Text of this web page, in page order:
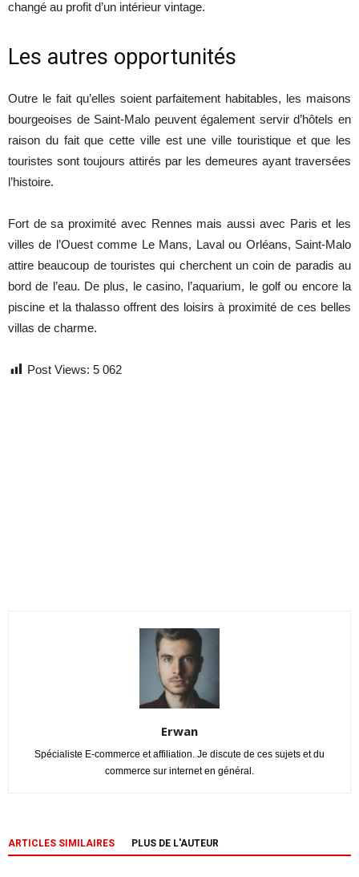
changé au profit d’un intérieur vintage.
Les autres opportunités
Outre le fait qu’elles soient parfaitement habitables, les maisons
bourgeoises de Saint-Malo peuvent également servir d’hôtels en
raison du fait que cette ville est une ville touristique et que les
touristes sont toujours attirés par les demeures ayant traversées
l’histoire.
Fort de sa proximité avec Rennes mais aussi avec Paris et les
villes de l’Ouest comme Le Mans, Laval ou Orléans, Saint-Malo
attire beaucoup de touristes qui cherchent un coin de paradis au
bord de l’eau. De plus, le casino, l’aquarium, le golf ou encore la
piscine et la thalasso offrent des loisirs à proximité de ces belles
villas de charme.
Post Views: 5 062
Erwan
Spécialiste E-commerce et affiliation. Je discute de ces sujets et du
commerce sur internet en général.
ARTICLES SIMILAIRES PLUS DE L'AUTEUR